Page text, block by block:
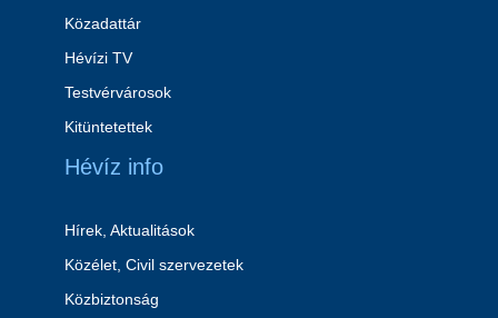
Közadattár
Hévízi TV
Testvérvárosok
Kitüntetettek
Hévíz info
Hírek, Aktualitások
Közélet, Civil szervezetek
Közbiztonság